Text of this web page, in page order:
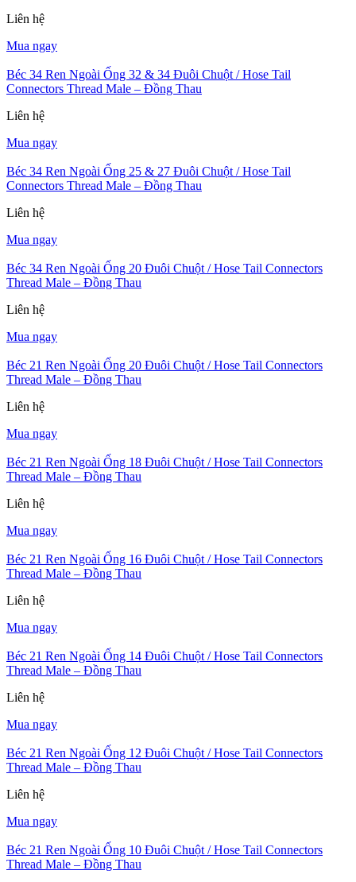
Liên hệ
Mua ngay
Béc 34 Ren Ngoài Ống 32 & 34 Đuôi Chuột / Hose Tail
Connectors Thread Male – Đồng Thau
Liên hệ
Mua ngay
Béc 34 Ren Ngoài Ống 25 & 27 Đuôi Chuột / Hose Tail
Connectors Thread Male – Đồng Thau
Liên hệ
Mua ngay
Béc 34 Ren Ngoài Ống 20 Đuôi Chuột / Hose Tail Connectors
Thread Male – Đồng Thau
Liên hệ
Mua ngay
Béc 21 Ren Ngoài Ống 20 Đuôi Chuột / Hose Tail Connectors
Thread Male – Đồng Thau
Liên hệ
Mua ngay
Béc 21 Ren Ngoài Ống 18 Đuôi Chuột / Hose Tail Connectors
Thread Male – Đồng Thau
Liên hệ
Mua ngay
Béc 21 Ren Ngoài Ống 16 Đuôi Chuột / Hose Tail Connectors
Thread Male – Đồng Thau
Liên hệ
Mua ngay
Béc 21 Ren Ngoài Ống 14 Đuôi Chuột / Hose Tail Connectors
Thread Male – Đồng Thau
Liên hệ
Mua ngay
Béc 21 Ren Ngoài Ống 12 Đuôi Chuột / Hose Tail Connectors
Thread Male – Đồng Thau
Liên hệ
Mua ngay
Béc 21 Ren Ngoài Ống 10 Đuôi Chuột / Hose Tail Connectors
Thread Male – Đồng Thau